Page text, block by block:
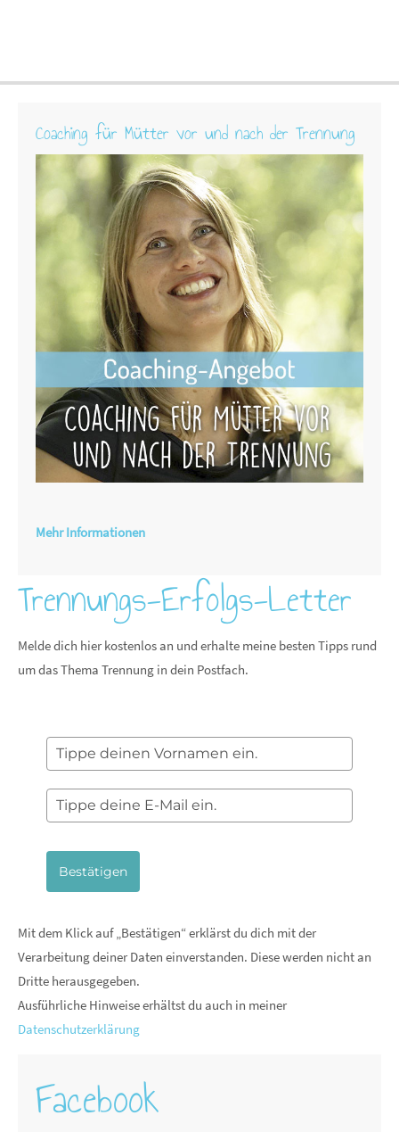
Coaching für Mütter vor und nach der Trennung
Mehr Informationen
Trennungs-Erfolgs-Letter
Melde dich hier kostenlos an und erhalte meine besten Tipps rund
um das Thema Trennung in dein Postfach.
Bestätigen
Mit dem Klick auf „Bestätigen“ erklärst du dich mit der
Verarbeitung deiner Daten einverstanden. Diese werden nicht an
Dritte herausgegeben.
Ausführliche Hinweise erhältst du auch in meiner
Datenschutzerklärung
Facebook